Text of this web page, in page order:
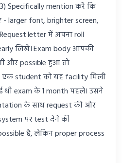
Specifically mention करें कि
larger font, brighter screen,
letter में अपना roll
लिखें। Exam body आपकी
और possible हुआ तो
एक student को यह facility मिली
थी exam के 1 month पहले। उसने
के साथ request की और
पर test देने की
है, लेकिन proper process